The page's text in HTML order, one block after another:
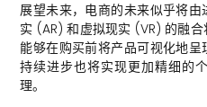
展望未来，电商的未来似乎将
实 (AR) 和虚拟现实 (VR) 的融
能够在购买前将产品可视化地
持续进步也将实现更加精细的
理。